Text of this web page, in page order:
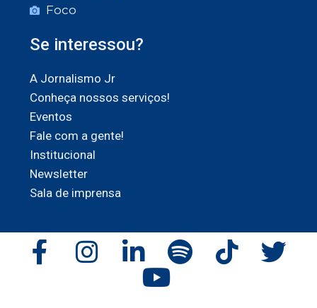
Foco
Se interessou?
A Jornalismo Jr
Conheça nossos serviços!
Eventos
Fale com a gente!
Institucional
Newsletter
Sala de imprensa